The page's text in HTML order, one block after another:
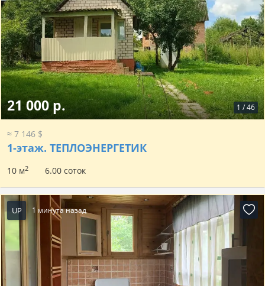
1 /46
21 000 р.
≈ 7 146 $
1-этаж. ТЕПЛОЭНЕРГЕТИК
10 м2 6.00 соток
UP 1 минута назад